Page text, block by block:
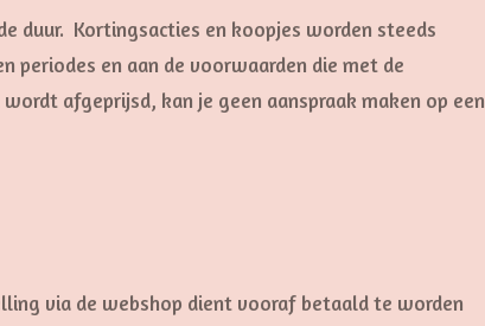
duur. Kortingsacties en koopjes worden steeds
periodes en aan de voorwaarden die met de
afgeprijsd, kan je geen aanspraak maken op een
via de webshop dient vooraf betaald te worden